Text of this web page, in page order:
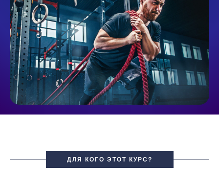
ДЛЯ КОГО ЭТОТ КУРС?